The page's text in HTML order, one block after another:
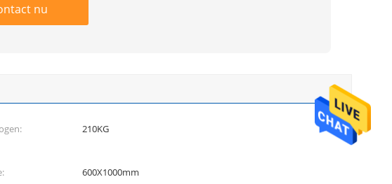
nu
210KG
600X1000mm